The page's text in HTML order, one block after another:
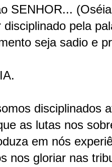
SENHOR...
disciplinado pela
seja sadio e
disciplinados
as lutas nos
em nós
nos gloriar nas